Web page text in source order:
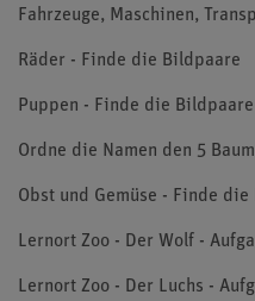
Fahrzeuge, Maschinen,
Räder - Finde die Bildpaare
Puppen - Finde die Bildpaare
Ordne die Namen den 5
Obst und Gemüse - Finde
Lernort Zoo - Der Wolf -
Lernort Zoo - Der Luchs -